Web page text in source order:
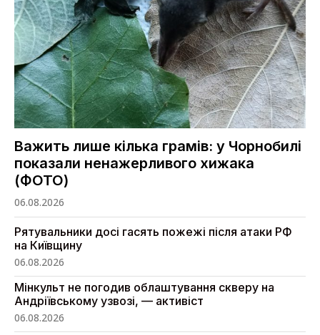
Важить лише кілька грамів: у Чорнобилі
показали ненажерливого хижака
(ФОТО)
06.08.2026
Рятувальники досі гасять пожежі після атаки РФ
на Київщину
06.08.2026
Мінкульт не погодив облаштування скверу на
Андріївському узвозі, — активіст
06.08.2026